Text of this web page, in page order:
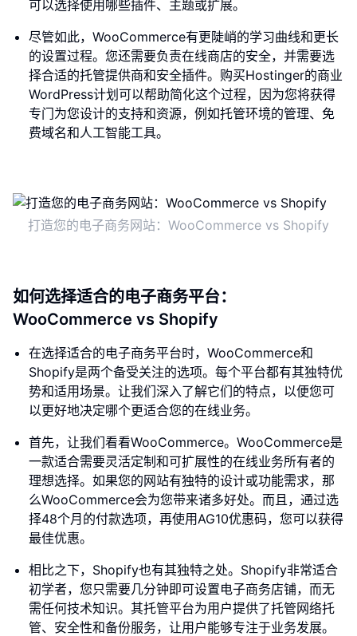
可以选择使用哪些插件、主题或扩展。
尽管如此，WooCommerce有更陡峭的学习曲线和更长
的设置过程。您还需要负责在线商店的安全，并需要选
择合适的托管提供商和安全插件。购买Hostinger的商业
WordPress计划可以帮助简化这个过程，因为您将获得
专门为您设计的支持和资源，例如托管环境的管理、免
费域名和人工智能工具。
打造您的电子商务网站：WooCommerce vs Shopify
如何选择适合的电子商务平台：
WooCommerce vs Shopify
在选择适合的电子商务平台时，WooCommerce和
Shopify是两个备受关注的选项。每个平台都有其独特优
势和适用场景。让我们深入了解它们的特点，以便您可
以更好地决定哪个更适合您的在线业务。
首先，让我们看看WooCommerce。WooCommerce是
一款适合需要灵活定制和可扩展性的在线业务所有者的
理想选择。如果您的网站有独特的设计或功能需求，那
么WooCommerce会为您带来诸多好处。而且，通过选
择48个月的付款选项，再使用AG10优惠码，您可以获得
最佳优惠。
相比之下，Shopify也有其独特之处。Shopify非常适合
初学者，您只需要几分钟即可设置电子商务店铺，而无
需任何技术知识。其托管平台为用户提供了托管网络托
管、安全性和备份服务，让用户能够专注于业务发展。